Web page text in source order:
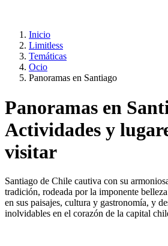
Inicio
Limitless
Temáticas
Ocio
Panoramas en Santiago
Panoramas en
Actividades y
visitar
Santiago de Chile cautiva con su
tradición, rodeada por la imponente
en sus paisajes, cultura y gastronomía, y
inolvidables en el corazón de la capital